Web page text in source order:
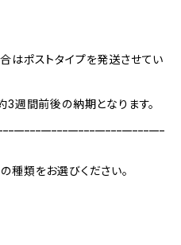
はポストタイプを発送させてい
週間前後の納期となります。
類をお選びください。